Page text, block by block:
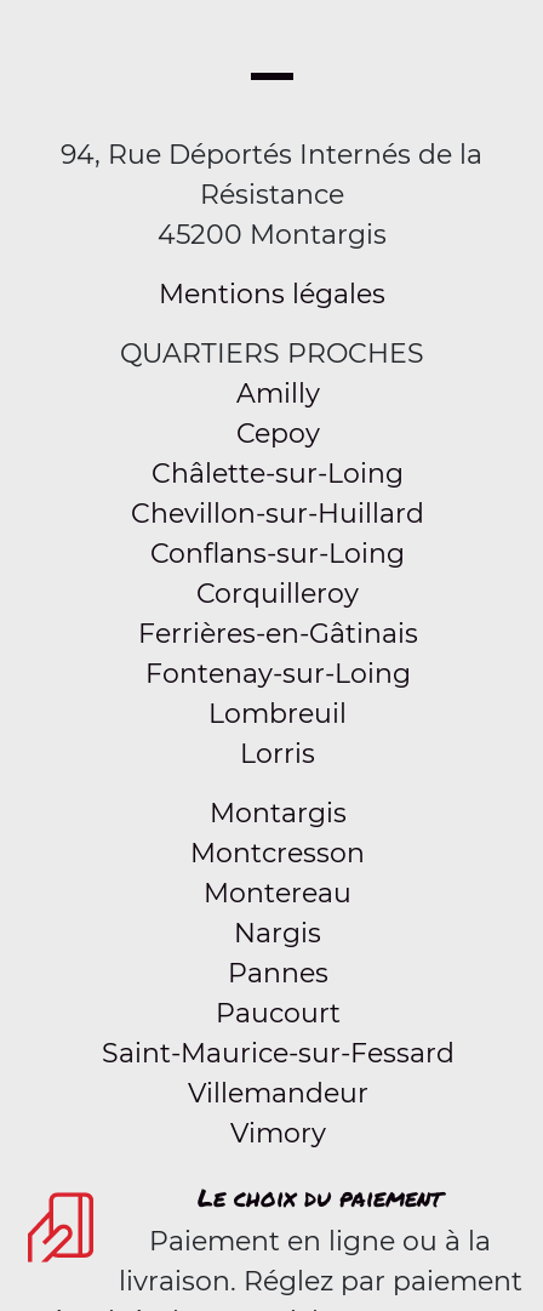
94, Rue Déportés Internés de la
Résistance
45200 Montargis
Mentions légales
QUARTIERS PROCHES
Amilly
Cepoy
Châlette-sur-Loing
Chevillon-sur-Huillard
Conflans-sur-Loing
Corquilleroy
Ferrières-en-Gâtinais
Fontenay-sur-Loing
Lombreuil
Lorris
Montargis
Montcresson
Montereau
Nargis
Pannes
Paucourt
Saint-Maurice-sur-Fessard
Villemandeur
Vimory
Le choix du paiement
Paiement en ligne ou à la
livraison. Réglez par paiement